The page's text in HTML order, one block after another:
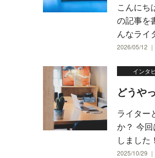
こんにち
の記事を
んなライ
2026/05/12
インタ
どうや
ライター
か？ 今
しました！
2025/10/29